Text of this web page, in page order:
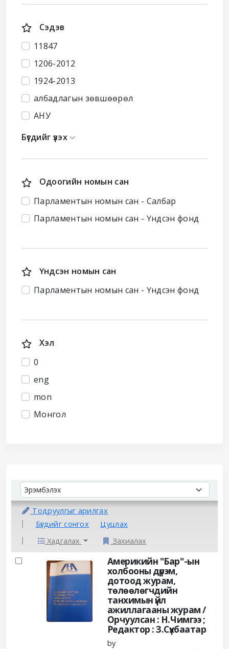
Сэдэв
11847
1206-2012
1924-2013
албадлагын зөвшөөрөл
АНУ
Бүгдийг үзэх
Одоогийн номын сан
Парламентын номын сан - Салбар
Парламентын номын сан - Үндсэн фонд
Үндсэн номын сан
Парламентын номын сан - Үндсэн фонд
Хэл
0
eng
mon
Монгол
Sort
Sort by:
Тодруулгыг арилгах
Бүгдийг сонгох
Цуцлах
Хадгалах
Захиалах
Results
Америкийн "Бар"-ын
холбооны дүрэм,
дотоод журам,
төлөөлөгчдийн
танхимын үйл
ажиллагааны журам /
Орчуулсан : Н.Чимгээ ;
Редактор : З.Сүхбаатар
by